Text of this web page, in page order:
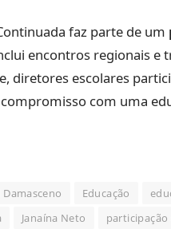
faz parte de um
encontros regionais
diretores escolares
com uma
Damasceno Educação
Janaína Neto participação